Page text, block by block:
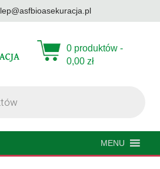
0 produktów -
0,00 zł
MENU